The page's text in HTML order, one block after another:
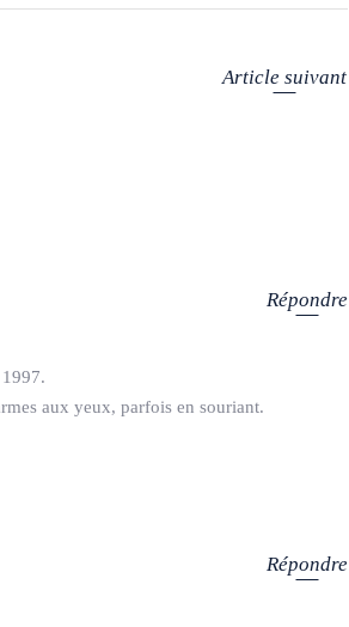
Article suivant
Répondre
aux yeux, parfois en souriant.
Répondre